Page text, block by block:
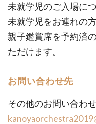
未就学児のご入場に
未就学児をお連れの
親子鑑賞席を予約済
ただけます。
お問い合わせ先
その他のお問い合わせ